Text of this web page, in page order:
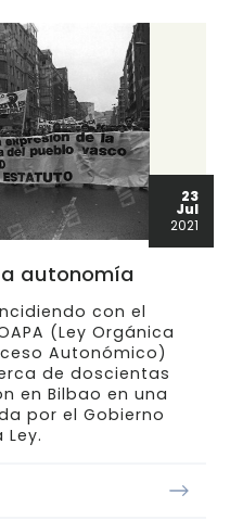
23
Jul
2021
autonomía
con el
(Ley Orgánica
Autonómico)
de doscientas
en Bilbao en una
por el Gobierno